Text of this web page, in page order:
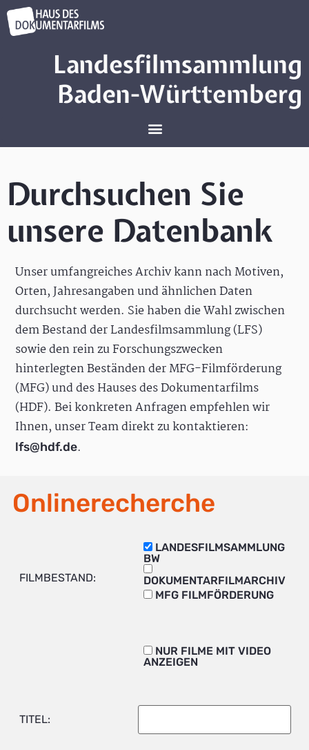
Landesfilmsammlung
Baden-Württemberg
Durchsuchen Sie
unsere Datenbank
Unser umfangreiches Archiv kann nach Motiven,
Orten, Jahresangaben und ähnlichen Daten
durchsucht werden. Sie haben die Wahl zwischen
dem Bestand der Landesfilmsammlung (LFS)
sowie den rein zu Forschungszwecken
hinterlegten Beständen der MFG-Filmförderung
(MFG) und des Hauses des Dokumentarfilms
(HDF). Bei konkreten Anfragen empfehlen wir
Ihnen, unser Team direkt zu kontaktieren:
lfs@hdf.de.
Onlinerecherche
FILMBESTAND:
LANDESFILMSAMMLUNG
BW
DOKUMENTARFILMARCHIV
MFG FILMFÖRDERUNG
NUR FILME MIT VIDEO
ANZEIGEN
TITEL: